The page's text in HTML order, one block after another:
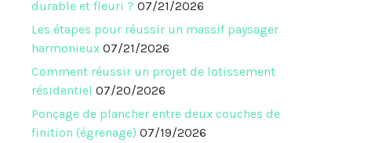
durable et fleuri ? 07/21/2026
Les étapes pour réussir un massif paysager
harmonieux 07/21/2026
Comment réussir un projet de lotissement
résidentiel 07/20/2026
Ponçage de plancher entre deux couches de
finition (égrenage) 07/19/2026